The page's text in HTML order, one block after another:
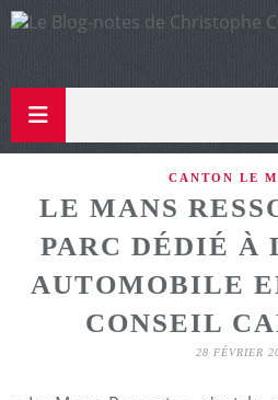
CANTON LE
LE MANS
PARC DÉDIÉ À
AUTOMOBILE
CONSEIL
28 FÉVRIER